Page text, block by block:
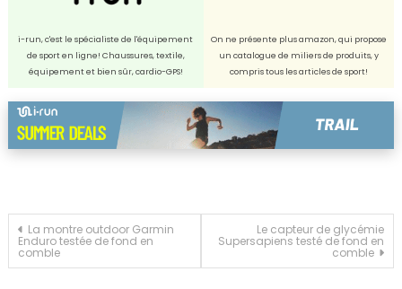
i-run, c'est le spécialiste de l'équipement
de sport en ligne! Chaussures, textile,
équipement et bien sûr, cardio-GPS!
On ne présente plus amazon, qui propose
un catalogue de miliers de produits, y
compris tous les articles de sport!
Navigation
de
La montre outdoor Garmin
Enduro testée de fond en
comble
Le capteur de glycémie
Supersapiens testé de fond en
comble